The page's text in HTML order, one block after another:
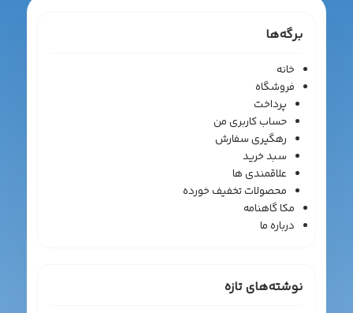
برگه‌ها
خانه
فروشگاه
پرداخت
حساب کاربری من
رهگیری سفارش
سبد خرید
علاقمندی ها
محصولات تخفیف خورده
مکا گاهنامه
درباره ما
نوشته‌های تازه